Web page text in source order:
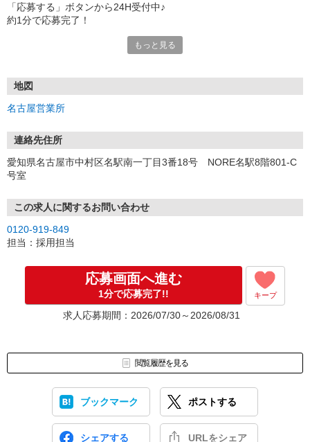
「応募する」ボタンから24H受付中♪
約1分で応募完了！
①応募から3営業日を目安に、メールorお電話でご連絡します。
★スマホでWEB面接（LINEなど）・出張面接・事務所面接と選べま
す
③面接実施（履歴書不要）
④勤務開始（スタート日は応相談）
お気軽にご応募ください♪
もっと見る
地図
名古屋営業所
連絡先住所
愛知県名古屋市中村区名駅南一丁目3番18号 NORE名駅8階801-C
号室
この求人に関するお問い合わせ
0120-919-849
担当：採用担当
応募画面へ進む
1分で応募完了!! キープ
求人応募期間：2026/07/30～2026/08/31
閲覧履歴を見る
ブックマーク ポストする
シェアする URLをシェア